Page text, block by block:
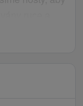
teplotu